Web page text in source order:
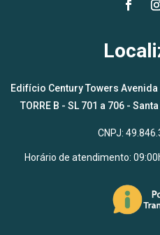
Edifício Century Towers
TORRE B - SL 701 a 706 -
CNPJ:
Horário de atendimento: